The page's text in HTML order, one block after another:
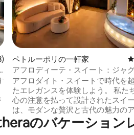
件、5つ星中4.97つ星の平均評価
ペトルーポリの一軒家
アフロディーテ・スイート：ジャ
と暖炉を備えたロマンチックな隠
アフロダイト・スイートで時代を
たエレガンスを体験しよう。 私た
心の注意を払って設計されたスイ
は、モダンな贅沢と古代の魅力の
ントを完璧に融合させています。 暖かい
室内照明と暖炉の輝きでユニーク
のバケーション